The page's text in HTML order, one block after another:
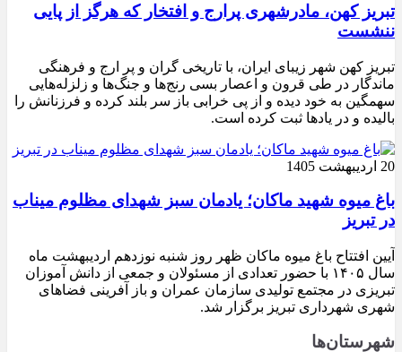
تبریز کهن، مادرشهری پرارج و افتخار که هرگز از پایی
ننشست
تبریز کهن شهر زیبای ایران، با تاریخی گران و پر ارج و فرهنگی
ماندگار در طی قرون و اعصار بسی رنج‌ها و جنگ‌ها و زلزله‌هایی
سهمگین به خود دیده و از پی خرابی باز سر بلند کرده و فرزنانش را
بالیده و در یادها ثبت کرده است.
20 اردیبهشت 1405
باغ میوه شهید ماکان؛ یادمان سبز شهدای مظلوم میناب
در تبریز
آیین افتتاح باغ میوه ماکان ظهر روز شنبه نوزدهم اردیبهشت ماه
سال ۱۴۰۵ با حضور تعدادی از مسئولان و جمعی از دانش آموزان
تبریزی در مجتمع تولیدی سازمان عمران و باز آفرینی فضاهای
شهری شهرداری تبریز برگزار شد.
شهرستان‌ها